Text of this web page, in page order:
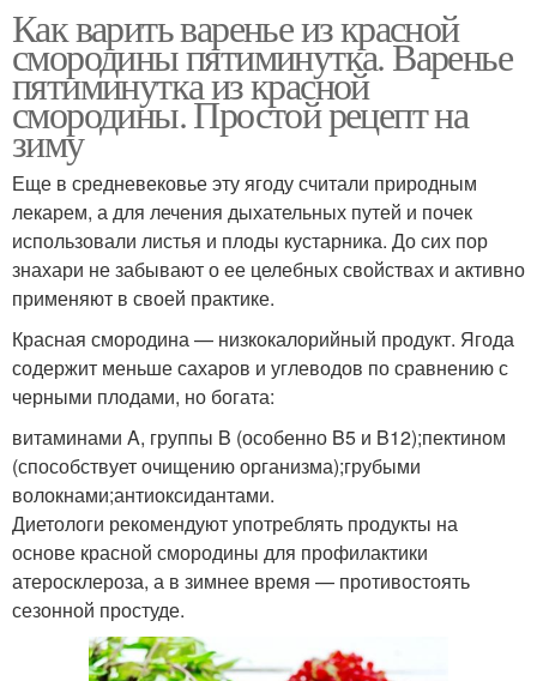
Как варить варенье из красной
смородины пятиминутка. Варенье
пятиминутка из красной
смородины. Простой рецепт на
зиму
Еще в средневековье эту ягоду считали природным
лекарем, а для лечения дыхательных путей и почек
использовали листья и плоды кустарника. До сих пор
знахари не забывают о ее целебных свойствах и активно
применяют в своей практике.
Красная смородина — низкокалорийный продукт. Ягода
содержит меньше сахаров и углеводов по сравнению с
черными плодами, но богата:
витаминами A, группы B (особенно B5 и B12);пектином
(способствует очищению организма);грубыми
волокнами;антиоксидантами.
Диетологи рекомендуют употреблять продукты на
основе красной смородины для профилактики
атеросклероза, а в зимнее время — противостоять
сезонной простуде.